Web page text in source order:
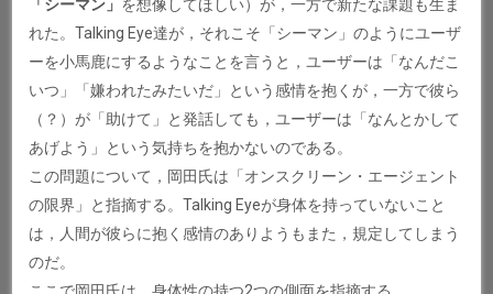
「シーマン」 を想像してほしい）が，一方で新たな課題も生ま
れた。Talking Eye達が，それこそ「シーマン」のようにユーザ
ーを小馬鹿にするようなことを言うと，ユーザーは「なんだこ
いつ」「嫌われたみたいだ」という感情を抱くが，一方で彼ら
（？）が「助けて」と発話しても，ユーザーは「なんとかして
あげよう」という気持ちを抱かないのである。
この問題について，岡田氏は「オンスクリーン・エージェント
の限界」と指摘する。Talking Eyeが身体を持っていないこと
は，人間が彼らに抱く感情のありようもまた，規定してしまう
のだ。
ここで岡田氏は，身体性の持つ2つの側面を指摘する。